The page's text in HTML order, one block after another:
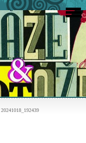
20241018_192439